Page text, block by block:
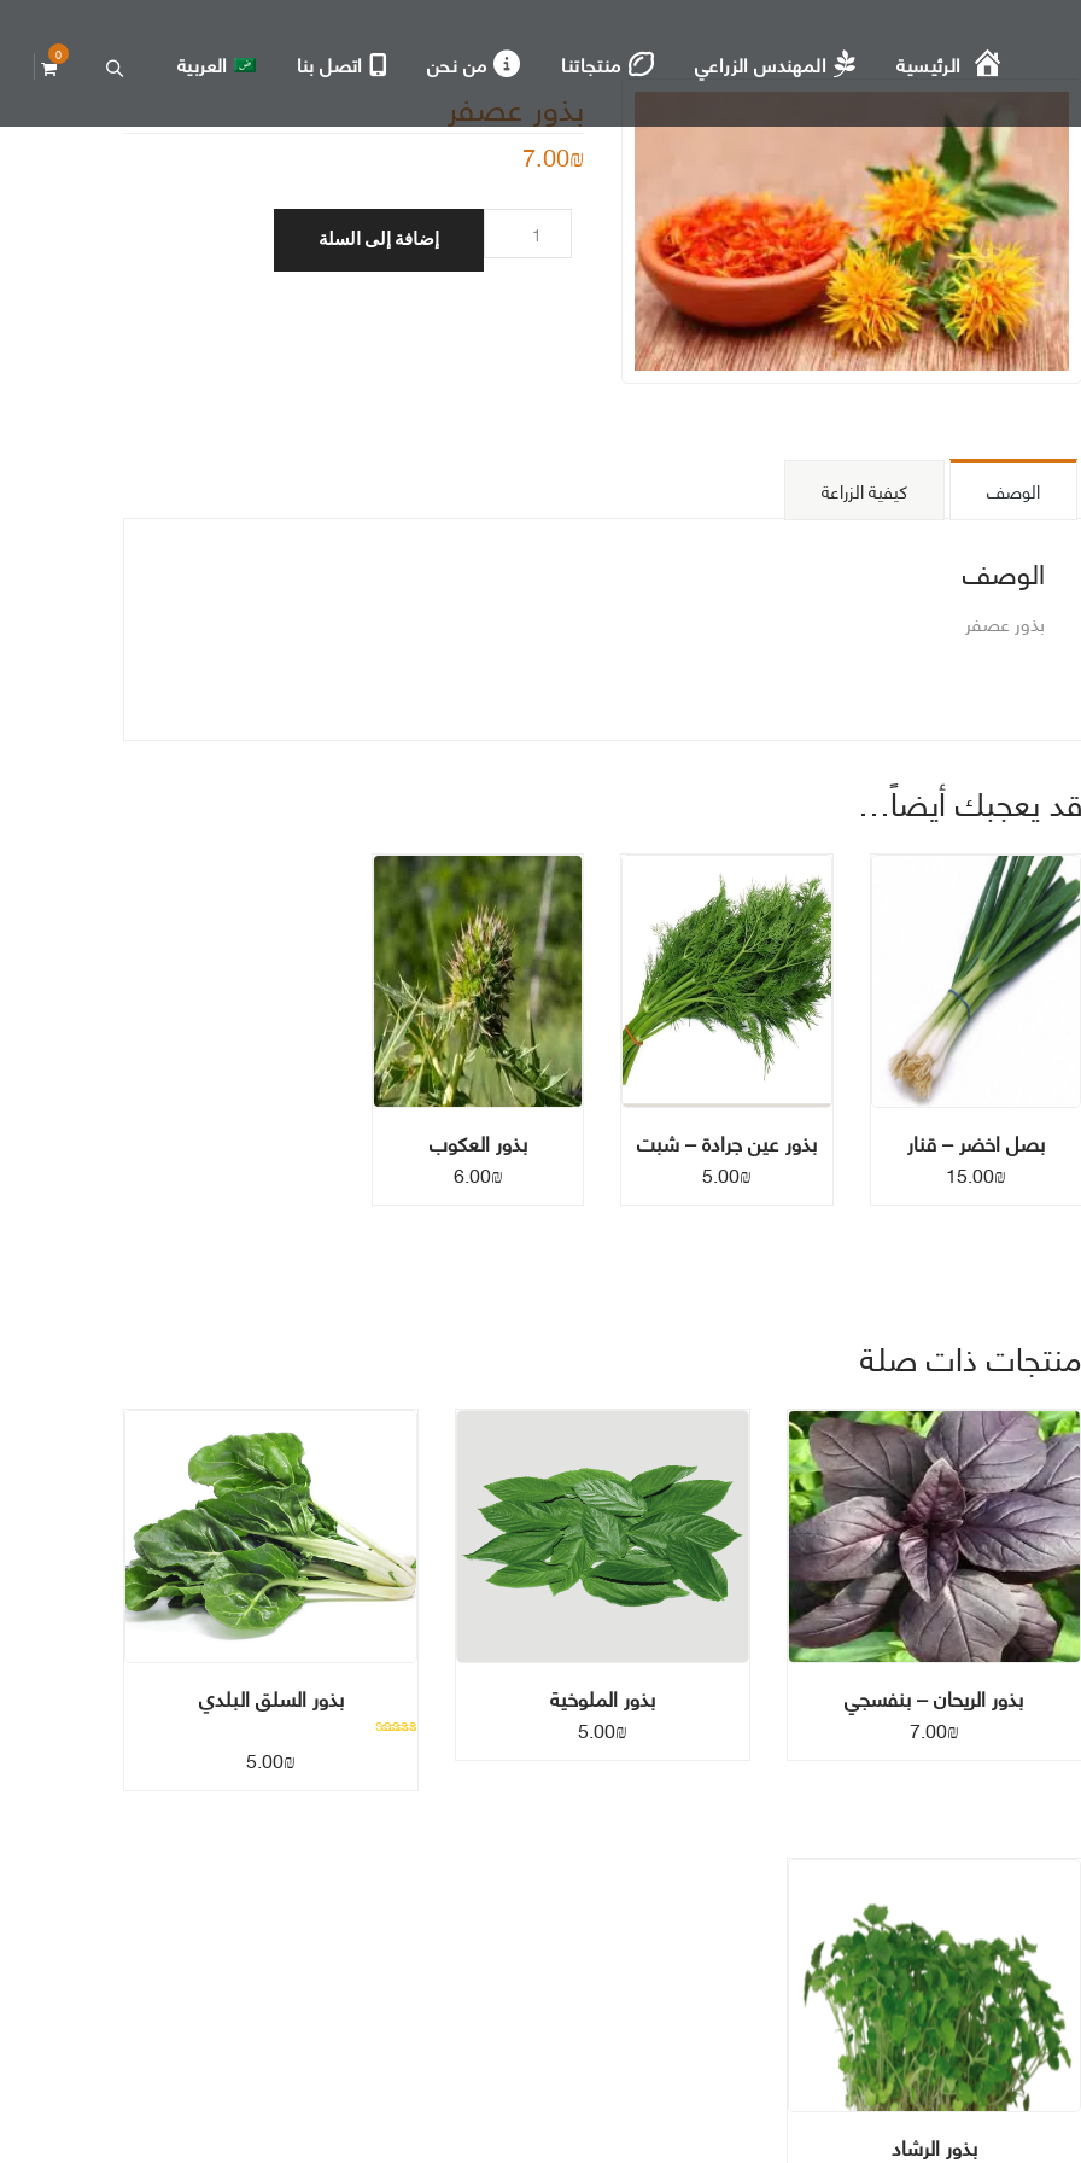
0 الرئيسية المهندس الزراعي منتجاتنا من نحن اتصل بنا العربية
بذور عصفر
7.00₪
كمية
بذور
إضافة إلى السلة
الوصف كيفية الزراعة
الوصف
بذور عصفر
قد يعجبك أيضاً…
بصل اخضر – قنار
15.00₪
بذور عين جرادة – شبت
5.00₪
بذور العكوب
6.00₪
منتجات ذات صلة
بذور الريحان – بنفسجي
7.00₪
بذور الملوخية
5.00₪
بذور السلق البلدي
5.00₪
بذور الرشاد